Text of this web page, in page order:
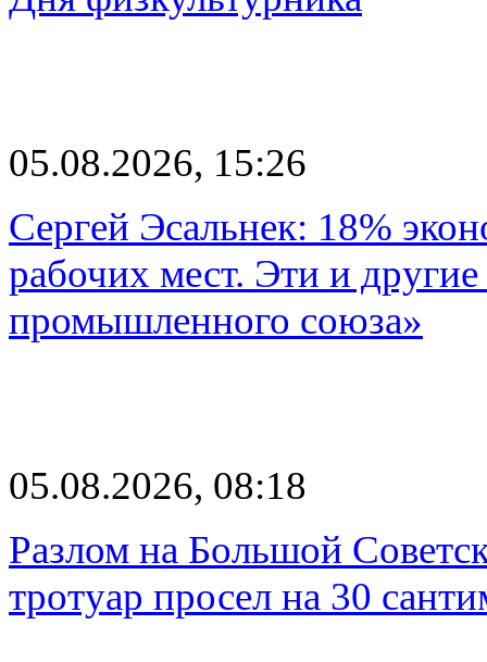
05.08.2026, 15:26
Сергей Эсальнек: 18%
рабочих мест. Эти и
промышленного союза»
05.08.2026, 08:18
Разлом на Большой
тротуар просел на 30